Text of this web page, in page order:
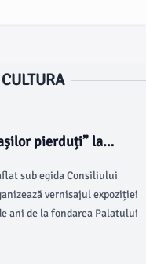
pierduți” la
sub egida Consiliului
vernisajul expoziției
ani de la fondarea Palatului